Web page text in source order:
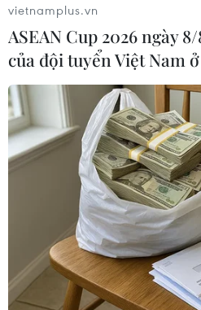
Bản tin hôm nay có
chú ý sau:
Israel tuyên bố phá hủy
của Iran.
Tên lửa Iskander công phá
Ukraine tại Sumy.
Mỹ rút khí tài quân sự ở
Iran tấn công.
Nga cảnh báo Mỹ không
Israel chống lại Iran.
vietnamplus.vn
ASEAN Cup 2026 ngày
của đội tuyển Việt Nam